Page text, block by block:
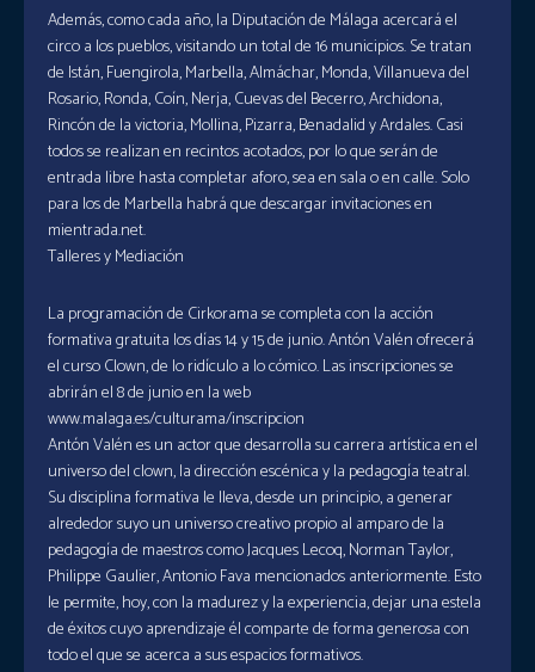
Además, como cada año, la Diputación de Málaga acercará el
circo a los pueblos, visitando un total de 16 municipios. Se tratan
de Istán, Fuengirola, Marbella, Almáchar, Monda, Villanueva del
Rosario, Ronda, Coín, Nerja, Cuevas del Becerro, Archidona,
Rincón de la victoria, Mollina, Pizarra, Benadalid y Ardales. Casi
todos se realizan en recintos acotados, por lo que serán de
entrada libre hasta completar aforo, sea en sala o en calle. Solo
para los de Marbella habrá que descargar invitaciones en
mientrada.net.
Talleres y Mediación
La programación de Cirkorama se completa con la acción
formativa gratuita los días 14 y 15 de junio. Antón Valén ofrecerá
el curso Clown, de lo ridículo a lo cómico. Las inscripciones se
abrirán el 8 de junio en la web
www.malaga.es/culturama/inscripcion
Antón Valén es un actor que desarrolla su carrera artística en el
universo del clown, la dirección escénica y la pedagogía teatral.
Su disciplina formativa le lleva, desde un principio, a generar
alrededor suyo un universo creativo propio al amparo de la
pedagogía de maestros como Jacques Lecoq, Norman Taylor,
Philippe Gaulier, Antonio Fava mencionados anteriormente. Esto
le permite, hoy, con la madurez y la experiencia, dejar una estela
de éxitos cuyo aprendizaje él comparte de forma generosa con
todo el que se acerca a sus espacios formativos.